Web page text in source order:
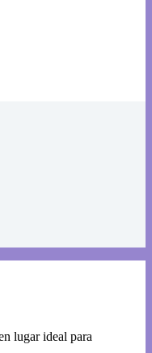
lugar ideal para